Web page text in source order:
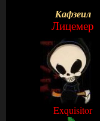
Кафзеил
Лицемер
Exquisitor